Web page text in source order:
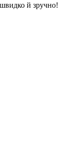
й зручно!